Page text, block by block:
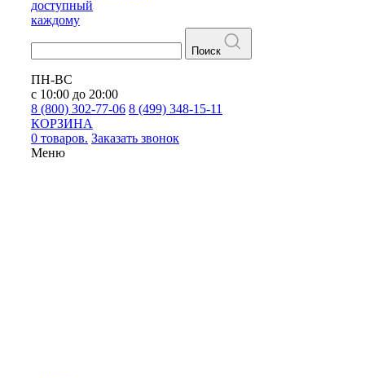
доступный
каждому
Поиск
ПН-ВС
с 10:00 до 20:00
8 (800) 302-77-06 8 (499) 348-15-11
КОРЗИНА
0 товаров. Заказать звонок
Меню